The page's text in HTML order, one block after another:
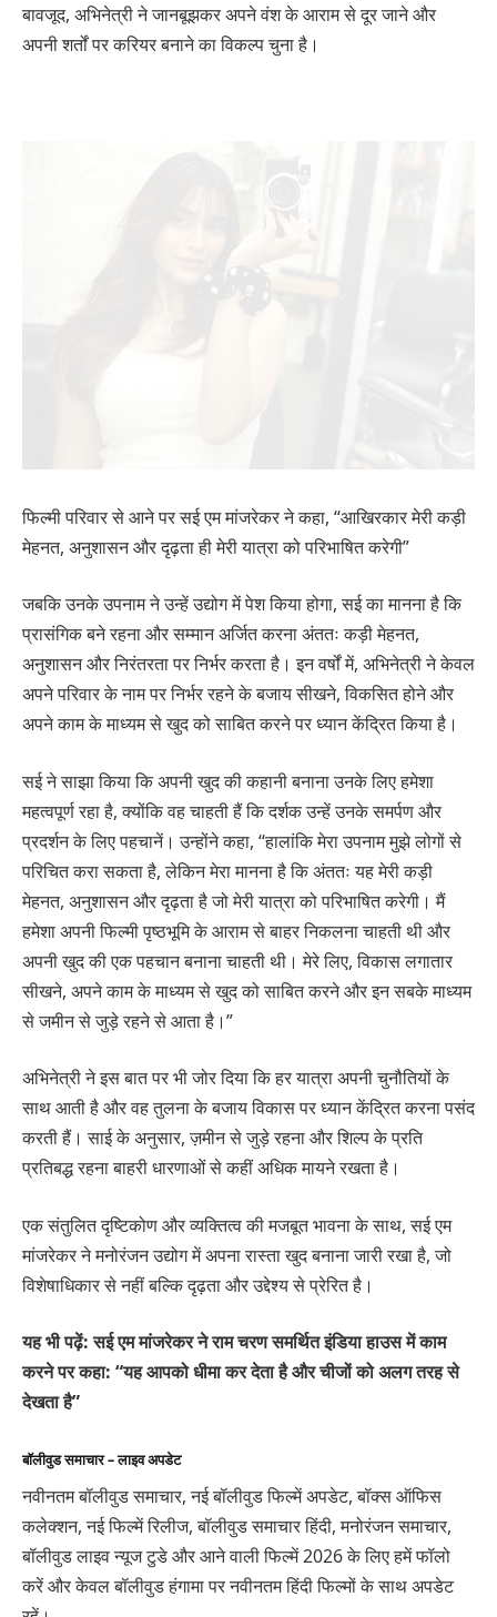
बावजूद, अभिनेत्री ने जानबूझकर अपने वंश के आराम से दूर जाने और
अपनी शर्तों पर करियर बनाने का विकल्प चुना है।
फिल्मी परिवार से आने पर सई एम मांजरेकर ने कहा, “आखिरकार मेरी कड़ी
मेहनत, अनुशासन और दृढ़ता ही मेरी यात्रा को परिभाषित करेगी”
जबकि उनके उपनाम ने उन्हें उद्योग में पेश किया होगा, सई का मानना ​​है कि
प्रासंगिक बने रहना और सम्मान अर्जित करना अंततः कड़ी मेहनत,
अनुशासन और निरंतरता पर निर्भर करता है। इन वर्षों में, अभिनेत्री ने केवल
अपने परिवार के नाम पर निर्भर रहने के बजाय सीखने, विकसित होने और
अपने काम के माध्यम से खुद को साबित करने पर ध्यान केंद्रित किया है।
सई ने साझा किया कि अपनी खुद की कहानी बनाना उनके लिए हमेशा
महत्वपूर्ण रहा है, क्योंकि वह चाहती हैं कि दर्शक उन्हें उनके समर्पण और
प्रदर्शन के लिए पहचानें। उन्होंने कहा, “हालांकि मेरा उपनाम मुझे लोगों से
परिचित करा सकता है, लेकिन मेरा मानना ​​है कि अंततः यह मेरी कड़ी
मेहनत, अनुशासन और दृढ़ता है जो मेरी यात्रा को परिभाषित करेगी। मैं
हमेशा अपनी फिल्मी पृष्ठभूमि के आराम से बाहर निकलना चाहती थी और
अपनी खुद की एक पहचान बनाना चाहती थी। मेरे लिए, विकास लगातार
सीखने, अपने काम के माध्यम से खुद को साबित करने और इन सबके माध्यम
से जमीन से जुड़े रहने से आता है।”
अभिनेत्री ने इस बात पर भी जोर दिया कि हर यात्रा अपनी चुनौतियों के
साथ आती है और वह तुलना के बजाय विकास पर ध्यान केंद्रित करना पसंद
करती हैं। साई के अनुसार, ज़मीन से जुड़े रहना और शिल्प के प्रति
प्रतिबद्ध रहना बाहरी धारणाओं से कहीं अधिक मायने रखता है।
एक संतुलित दृष्टिकोण और व्यक्तित्व की मजबूत भावना के साथ, सई एम
मांजरेकर ने मनोरंजन उद्योग में अपना रास्ता खुद बनाना जारी रखा है, जो
विशेषाधिकार से नहीं बल्कि दृढ़ता और उद्देश्य से प्रेरित है।
यह भी पढ़ें: सई एम मांजरेकर ने राम चरण समर्थित इंडिया हाउस में काम
करने पर कहा: “यह आपको धीमा कर देता है और चीजों को अलग तरह से
देखता है”
बॉलीवुड समाचार – लाइव अपडेट
नवीनतम बॉलीवुड समाचार, नई बॉलीवुड फिल्में अपडेट, बॉक्स ऑफिस
कलेक्शन, नई फिल्में रिलीज, बॉलीवुड समाचार हिंदी, मनोरंजन समाचार,
बॉलीवुड लाइव न्यूज टुडे और आने वाली फिल्में 2026 के लिए हमें फॉलो
करें और केवल बॉलीवुड हंगामा पर नवीनतम हिंदी फिल्मों के साथ अपडेट